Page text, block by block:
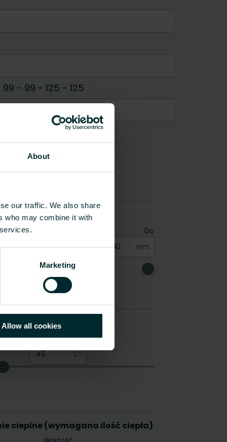
About
our traffic. We also share
who may combine it with
Marketing
Allow all cookies
99 - 99 - 125 - 125